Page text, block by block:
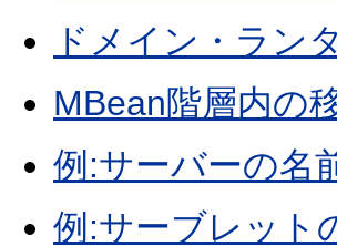
ドメイン・ラン
MBean階層内の
例:サーバーの名
例:サーブレット